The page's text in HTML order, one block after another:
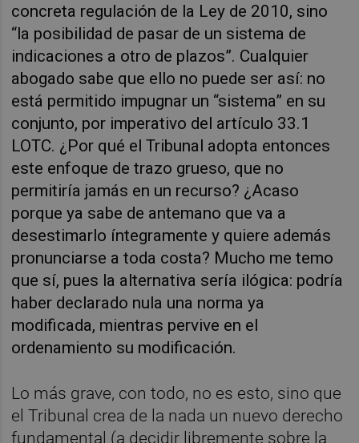
concreta regulación de la Ley de 2010, sino
“la posibilidad de pasar de un sistema de
indicaciones a otro de plazos”. Cualquier
abogado sabe que ello no puede ser así: no
está permitido impugnar un “sistema” en su
conjunto, por imperativo del artículo 33.1
LOTC. ¿Por qué el Tribunal adopta entonces
este enfoque de trazo grueso, que no
permitiría jamás en un recurso? ¿Acaso
porque ya sabe de antemano que va a
desestimarlo íntegramente y quiere además
pronunciarse a toda costa? Mucho me temo
que sí, pues la alternativa sería ilógica: podría
haber declarado nula una norma ya
modificada, mientras pervive en el
ordenamiento su modificación.
Lo más grave, con todo, no es esto, sino que
el Tribunal crea de la nada un nuevo derecho
fundamental (a decidir libremente sobre la